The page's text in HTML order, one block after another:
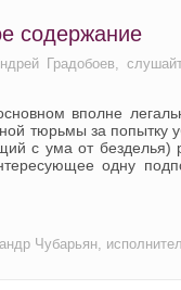
содержание
Градобоев,
вполне
тюрьмы за попытку
с ума от безделья)
одну
Чубарьян,